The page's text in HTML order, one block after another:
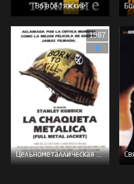
Во все тяжкие
Цельнометаллическая оболочка - (Перевод Гоблина)
1987